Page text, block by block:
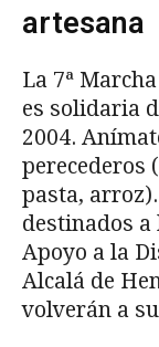
artesana
La 7ª
es solidaria
2004.
perecederos
pasta,
destinados a
Apoyo a la
Alcalá de
volverán a